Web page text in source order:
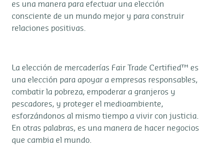
es una manera para efectuar una elección
consciente de un mundo mejor y para construir
relaciones positivas.
La elección de mercaderías Fair Trade Certified™ es
una elección para apoyar a empresas responsables,
combatir la pobreza, empoderar a granjeros y
pescadores, y proteger el medioambiente,
esforzándonos al mismo tiempo a vivir con justicia.
En otras palabras, es una manera de hacer negocios
que cambia el mundo.